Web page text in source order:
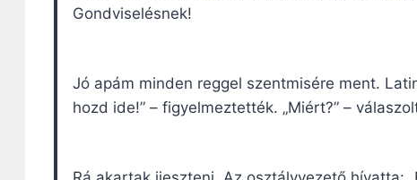
Gondviselésnek!
Jó apám minden reggel szentmisére ment.
hozd ide!” – figyelmeztették. „Miért?” –